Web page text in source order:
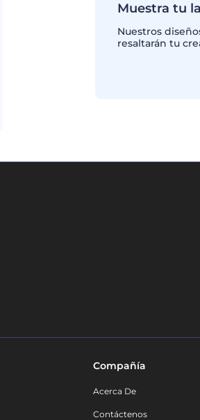
Muestra tu
Nuestros
resaltarán tu
Compañía
Acerca De
Contáctenos